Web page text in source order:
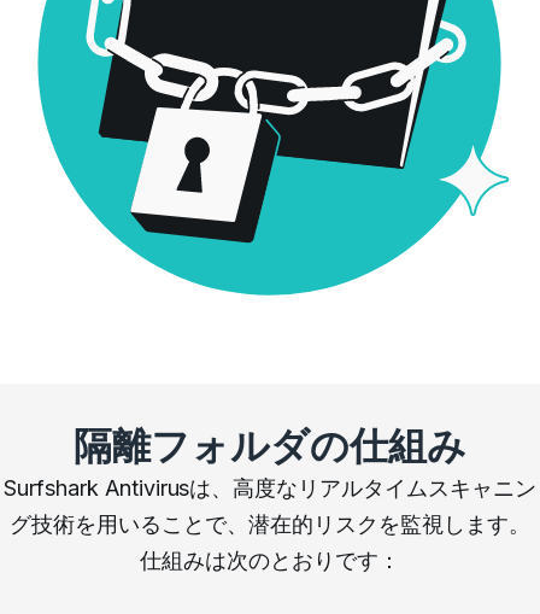
隔離フォルダの仕組み
Surfshark Antivirusは、高度なリアルタイムスキャニン
グ技術を用いることで、潜在的リスクを監視します。
仕組みは次のとおりです：